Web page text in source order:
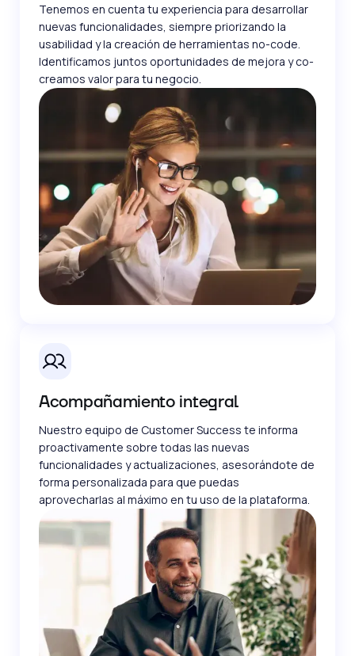
Tenemos en cuenta tu experiencia para desarrollar
nuevas funcionalidades, siempre priorizando la
usabilidad y la creación de herramientas no-code.
Identificamos juntos oportunidades de mejora y co-
creamos valor para tu negocio.
Acompañamiento integral
Nuestro equipo de Customer Success te informa
proactivamente sobre todas las nuevas
funcionalidades y actualizaciones, asesorándote de
forma personalizada para que puedas
aprovecharlas al máximo en tu uso de la plataforma.